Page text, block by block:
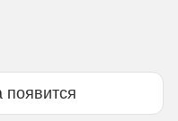
появится